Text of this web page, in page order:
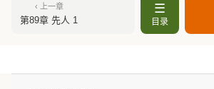
‹ 上一章
第89章 先人 1
☰
目录